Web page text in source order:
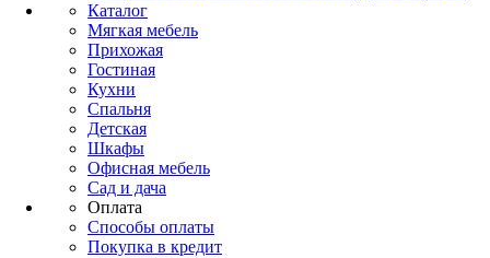
Каталог
Мягкая мебель
Прихожая
Гостиная
Кухни
Спальня
Детская
Шкафы
Офисная мебель
Сад и дача
Оплата
Способы оплаты
Покупка в кредит